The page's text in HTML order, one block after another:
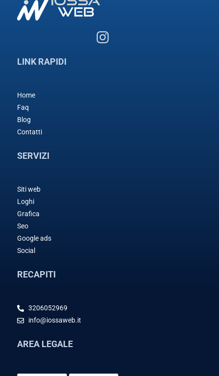
LINK RAPIDI
Home
Faq
Blog
Contatti
SERVIZI
Siti web
Loghi
Grafica
Seo
Google ads
Social
RECAPITI
3206052969
info@iossaweb.it
AREA LEGALE